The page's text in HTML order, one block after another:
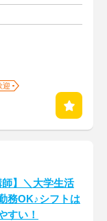
迎
師】＼大学生活
務OK♪シフトは
すい！